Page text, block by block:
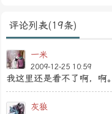
评论列表(19条)
一米
2009-12-25 10:59
我这里还是看不了啊，啊。
灰狼